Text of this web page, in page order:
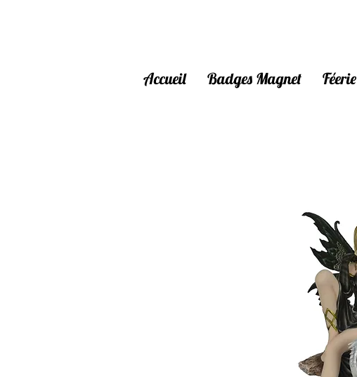
Accueil Badges Magnet Féerie